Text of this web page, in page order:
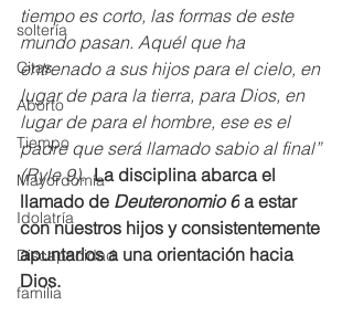
soltería
Citas
Aborto
Tiempo
Mayordomía
Idolatría
Discapacidad
familia
tiempo es corto, las formas de este
mundo pasan. Aquél que ha
entrenado a sus hijos para el cielo, en
lugar de para la tierra, para Dios, en
lugar de para el hombre, ese es el
padre que será llamado sabio al final”
(Ryle 9). La disciplina abarca el
llamado de Deuteronomio 6 a estar
con nuestros hijos y consistentemente
apuntarlos a una orientación hacia
Dios.